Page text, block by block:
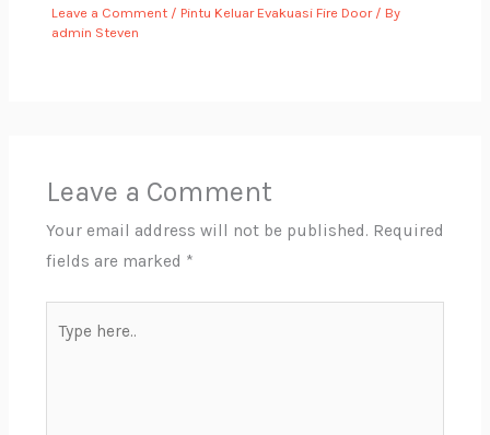
Leave a Comment / Pintu Keluar Evakuasi Fire Door/ By
admin Steven
Leave a Comment
Your email address will not be published. Required
fields are marked *
here..